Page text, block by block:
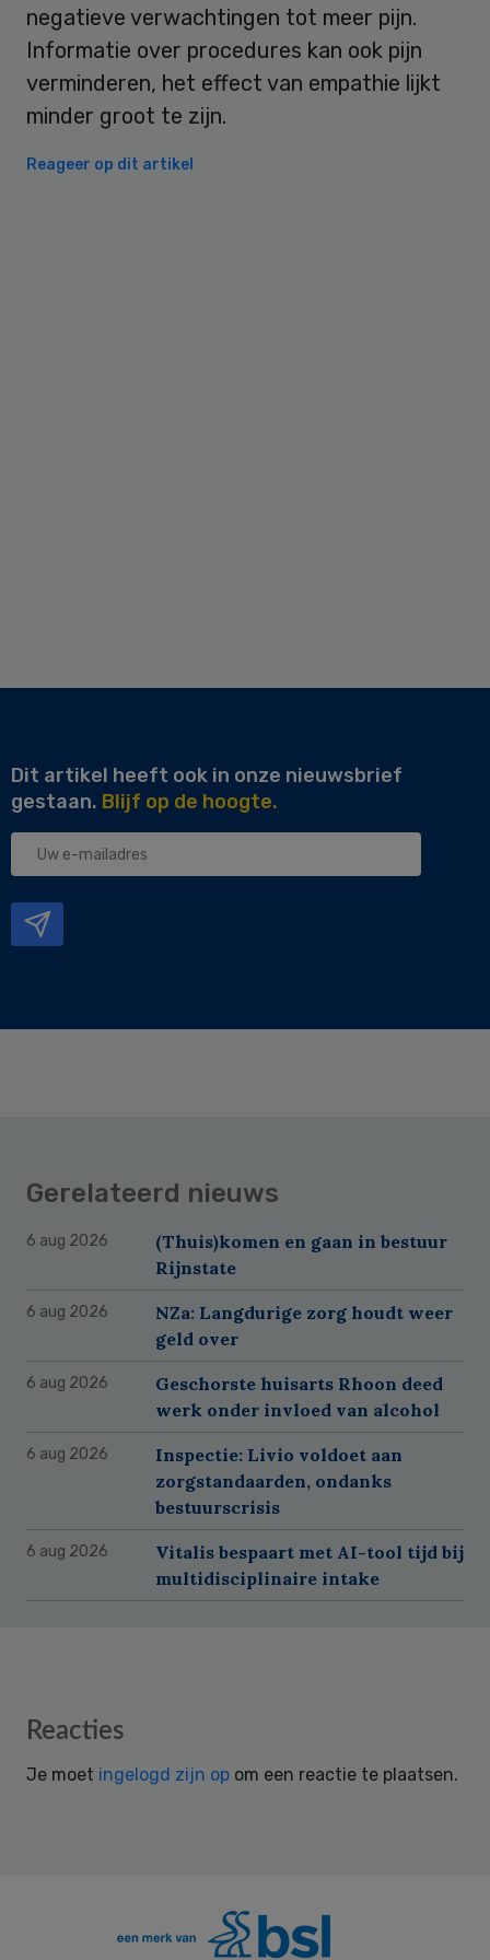
negatieve verwachtingen tot meer pijn.
Informatie over procedures kan ook pijn
verminderen, het effect van empathie lijkt
minder groot te zijn.
Reageer op dit artikel
Dit artikel heeft ook in onze nieuwsbrief
gestaan. Blijf op de hoogte.
Uw
Gerelateerd nieuws
6 aug 2026
(Thuis)komen en gaan in bestuur
Rijnstate
6 aug 2026
NZa: Langdurige zorg houdt weer
geld over
6 aug 2026
Geschorste huisarts Rhoon deed
werk onder invloed van alcohol
6 aug 2026
Inspectie: Livio voldoet aan
zorgstandaarden, ondanks
bestuurscrisis
6 aug 2026
Vitalis bespaart met AI-tool tijd bij
multidisciplinaire intake
Reader
Reacties
Je moet ingelogd zijn op om een reactie te plaatsen.